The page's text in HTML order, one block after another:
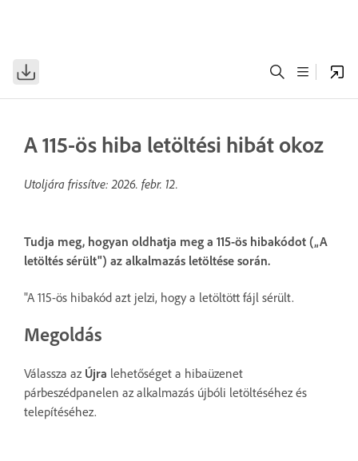
A 115-ös hiba letöltési hibát okoz
Utoljára frissítve:2026. febr. 12.
Tudja meg, hogyan oldhatja meg a 115-ös hibakódot („A
letöltés sérült") az alkalmazás letöltése során.
"A 115-ös hibakód azt jelzi, hogy a letöltött fájl sérült.
Megoldás
Válassza az Újra lehetőséget a hibaüzenet
párbeszédpanelen az alkalmazás újbóli letöltéséhez és
telepítéséhez.